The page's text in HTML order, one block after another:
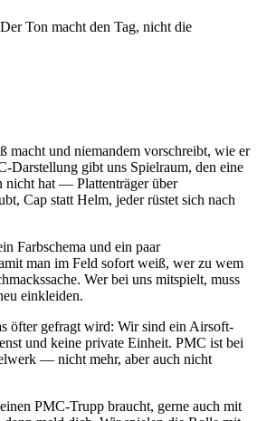
Ton macht den Tag, nicht die
macht und niemandem vorschreibt, wie er
Darstellung gibt uns Spielraum, den eine
nicht hat — Plattenträger über
Cap statt Helm, jeder rüstet sich nach
Farbschema und ein paar
man im Feld sofort weiß, wer zu wem
Wer bei uns mitspielt, muss
einkleiden.
öfter gefragt wird: Wir sind ein Airsoft-
und keine private Einheit. PMC ist bei
— nicht mehr, aber auch nicht
PMC-Trupp braucht, gerne auch mit